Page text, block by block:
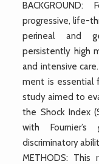
progressive, life-
perineal and
persistently high
and intensive
ment is essential
study aimed to
the Shock Index
with
discriminatory
METHODS: This